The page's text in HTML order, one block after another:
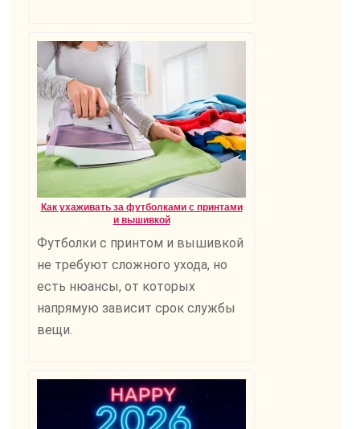
Как ухаживать за футболками с принтами
и вышивкой
Футболки с принтом и вышивкой
не требуют сложного ухода, но
есть нюансы, от которых
напрямую зависит срок службы
вещи.